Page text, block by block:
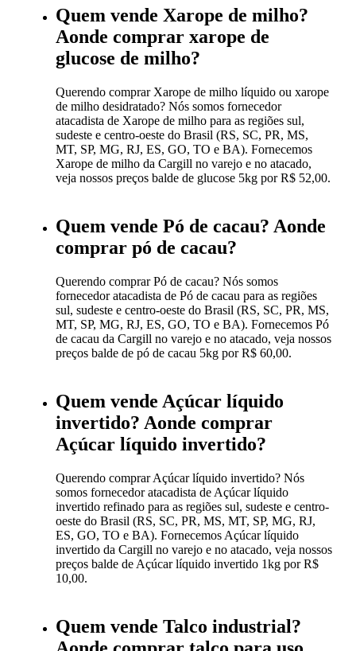
Quem vende Xarope de milho?
Aonde comprar xarope de
glucose de milho?
Querendo comprar Xarope de milho líquido ou xarope
de milho desidratado? Nós somos fornecedor
atacadista de Xarope de milho para as regiões sul,
sudeste e centro-oeste do Brasil (RS, SC, PR, MS,
MT, SP, MG, RJ, ES, GO, TO e BA). Fornecemos
Xarope de milho da Cargill no varejo e no atacado,
veja nossos preços balde de glucose 5kg por R$ 52,00.
Quem vende Pó de cacau? Aonde
comprar pó de cacau?
Querendo comprar Pó de cacau? Nós somos
fornecedor atacadista de Pó de cacau para as regiões
sul, sudeste e centro-oeste do Brasil (RS, SC, PR, MS,
MT, SP, MG, RJ, ES, GO, TO e BA). Fornecemos Pó
de cacau da Cargill no varejo e no atacado, veja nossos
preços balde de pó de cacau 5kg por R$ 60,00.
Quem vende Açúcar líquido
invertido? Aonde comprar
Açúcar líquido invertido?
Querendo comprar Açúcar líquido invertido? Nós
somos fornecedor atacadista de Açúcar líquido
invertido refinado para as regiões sul, sudeste e centro-
oeste do Brasil (RS, SC, PR, MS, MT, SP, MG, RJ,
ES, GO, TO e BA). Fornecemos Açúcar líquido
invertido da Cargill no varejo e no atacado, veja nossos
preços balde de Açúcar líquido invertido 1kg por R$
10,00.
Quem vende Talco industrial?